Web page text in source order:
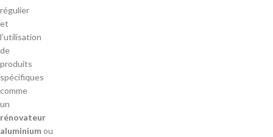
régulier
et
l’utilisation
de
produits
spécifiques
comme
un
rénovateur
aluminiumou